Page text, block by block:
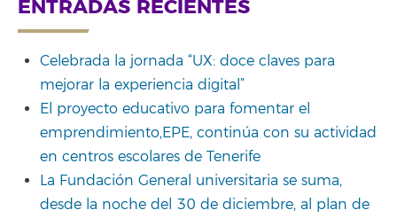
ENTRADAS RECIENTES
Celebrada la jornada “UX: doce claves para
mejorar la experiencia digital”
El proyecto educativo para fomentar el
emprendimiento,EPE, continúa con su actividad
en centros escolares de Tenerife
La Fundación General universitaria se suma,
desde la noche del 30 de diciembre, al plan de